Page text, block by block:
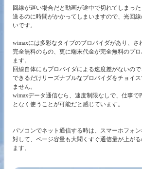
回線が遅い場合だと動画が途中で切れてしまっ
送るのに時間がかかってしまいますので、光回
いです。
wimaxには多彩なタイプのブロバイダがあり、さ
完全無料のもの、更に端末代金が完全無料のプ
ます。
回線自体にもプロバイダによる速度差がないの
できるだけリーズナブルなプロバイダをチョイ
ません。
wimaxデータ通信なら、速度制限なしで、仕事で
となく使うことが可能だと感じています。
パソコンでネット通信する時は、スマーホフォ
対して、ページ容量も大聞くすぐ通信量が上が
ます。